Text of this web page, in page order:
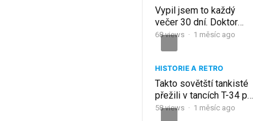
Vypil jsem to každý
večer 30 dní. Doktor
nevěřil svým očím při
68views · 1 měsíc ago
HISTORIE A RETRO
Takto sovětští tankisté
přežili v tancích T-34 při
-40 °C | AI
58views · 1 měsíc ago